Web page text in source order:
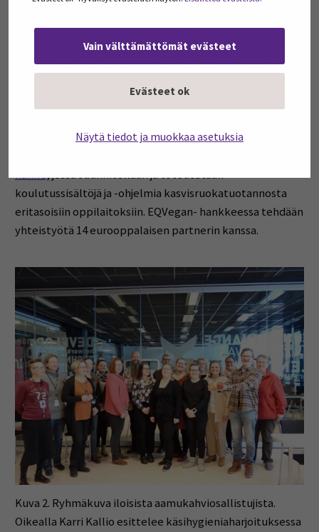
Vain välttämättömät evästeet
Evästeet ok
Näytä tiedot ja muokkaa asetuksia
automaation lisäksi uutuustuotekonsepteihin,
pakkausteknologiaan sekä hävikki- ja jätehallintaan.
Tutkimusryhmässä oli maaliskuun 2023 alussa käynnissä
lähes 20 kehityshanketta, joista neljässä oli mukana
yhteistyössä sidosryhmien, kuten alueen yritysten ja
kanssa tehtävästä hankeyhteistyöstä mainittakoon
hanke, jossa suunnitellaan ja toteutetaan
koulutussisältöjä ja -ohjelmia kasvisruokatuotannosta
eritasoisiin oppilaitoksiin. EQVegan- hankkeessa tehdään
yhteistyötä 14 eurooppalaisen partnerin kanssa.
Kuva 2. Ryhmäkuva iloisista aamukahviosallistujista.
Oikealla Karri Kallio esittelee käsihygieniaharjoituksessa